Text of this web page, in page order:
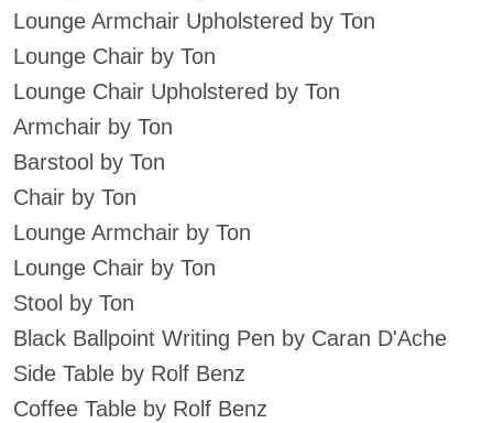
Lounge Armchair Upholstered by Ton
Lounge Chair by Ton
Lounge Chair Upholstered by Ton
Armchair by Ton
Barstool by Ton
Chair by Ton
Lounge Armchair by Ton
Lounge Chair by Ton
Stool by Ton
Black Ballpoint Writing Pen by Caran D'Ache
Side Table by Rolf Benz
Coffee Table by Rolf Benz